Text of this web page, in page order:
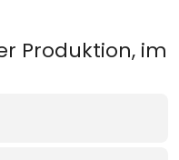
Produktion, im